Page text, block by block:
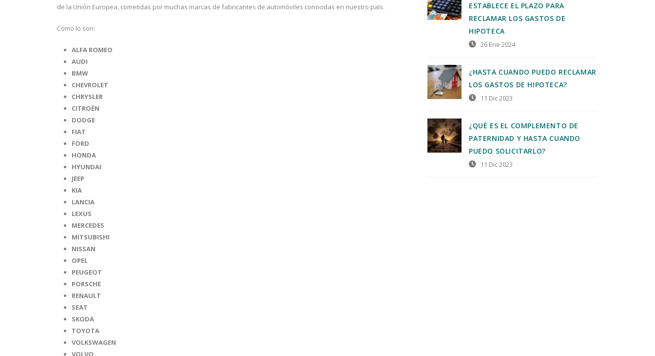
de la Unión Europea, cometidas por muchas marcas de fabricantes de automóviles conocidas en nuestro país.
Como lo son:
ALFA ROMEO
AUDI
BMW
CHEVROLET
CHRYSLER
CITROËN
DODGE
FIAT
FORD
HONDA
HYUNDAI
JEEP
KIA
LANCIA
LEXUS
MERCEDES
MITSUBISHI
NISSAN
OPEL
PEUGEOT
PORSCHE
RENAULT
SEAT
SKODA
TOYOTA
VOLKSWAGEN
VOLVO
ESTABLECE EL PLAZO PARA
RECLAMAR LOS GASTOS DE
HIPOTECA
26 Ene 2024
¿HASTA CUANDO PUEDO RECLAMAR
LOS GASTOS DE HIPOTECA?
11 Dic 2023
¿QUÉ ES EL COMPLEMENTO DE
PATERNIDAD Y HASTA CUANDO
PUEDO SOLICITARLO?
11 Dic 2023